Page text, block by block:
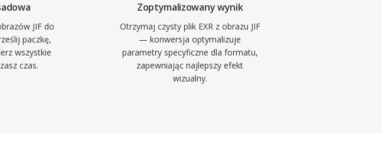
JIF do
paczkę,
wszystkie
czas.
Zoptymalizowany wynik
Otrzymaj czysty plik EXR z obrazu JIF
— konwersja optymalizuje
parametry specyficzne dla formatu,
zapewniając najlepszy efekt
wizualny.